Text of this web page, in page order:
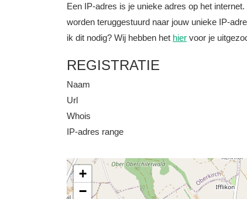
Een IP-adres is je unieke adres op het
worden teruggestuurd naar jouw unieke IP-
ik dit nodig? Wij hebben het hier voor je
REGISTRATIE
Naam
Url
Whois
IP-adres range
+
−